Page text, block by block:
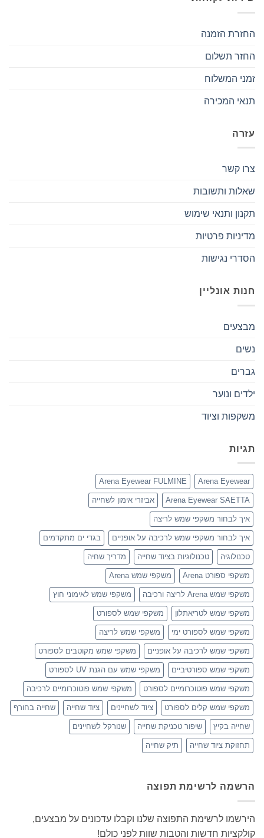
החזרת הזמנה
החזר תשלום
זמני המשלוח
תנאי המכירה
עזרה
צרו קשר
שאלות ותשובות
תקנון ותנאי שימוש
מדיניות פרטיות
הסדרי נגישות
חנות אונליין
מבצעים
נשים
גברים
ילדים ונוער
משקפות וציוד
תגיות
Arena Eyewear
Arena Eyewear FULMINE
Arena Eyewear SAETTA אביזרי אימון לשחייה
איך לבחור משקפי שמש לריצה
איך לבחור משקפי שמש לרכיבה על אופניים בגדי ים מתקדמים
טכנולוגיה טכנולוגיות בציוד שחייה מדריך שחיה
משקפי ספורט Arena משקפי שמש Arena
משקפי שמש Arena לריצה ורכיבה משקפי שמש לאימוני חוץ
משקפי שמש לטריאתלון משקפי שמש לספורט
משקפי שמש לספורט ימי משקפי שמש לריצה
משקפי שמש לרכיבה על אופניים משקפי שמש מקוטבים לספורט
משקפי שמש ספורטיביים משקפי שמש עם הגנת UV לספורט
משקפי שמש פוטוכרומיים לספורט משקפי שמש פוטוכרומיים לרכיבה
משקפי שמש קלים לספורט ציוד לשחיינים ציוד שחייה שחייה בחורף
שחייה בקיץ שיפור טכניקת שחייה שנורקל לשחיינים
תחזוקת ציוד שחייה תיק שחייה
הרשמה לרשימת תפוצה
הירשמו לרשימת התפוצה שלנו וקבלו עדכונים על מבצעים,
קולקציות חדשות והטבות שוות לפני כולם!